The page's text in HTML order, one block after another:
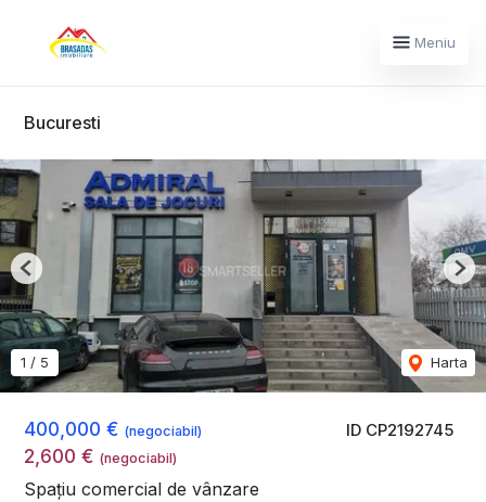
Meniu
Bucuresti
ID CP2192745
400,000 € (negociabil)
2,600 € (negociabil)
Spațiu comercial de vânzare
1 / 5 Harta
Previous